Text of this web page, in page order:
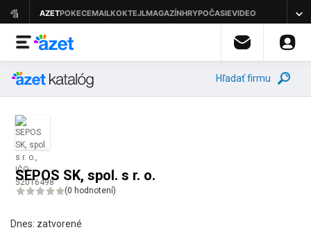
Hľadať firmu
SEPOS SK, spol. s r. o.
(0 hodnotení)
Dnes: zatvorené